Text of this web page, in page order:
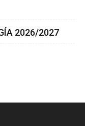
2026/2027